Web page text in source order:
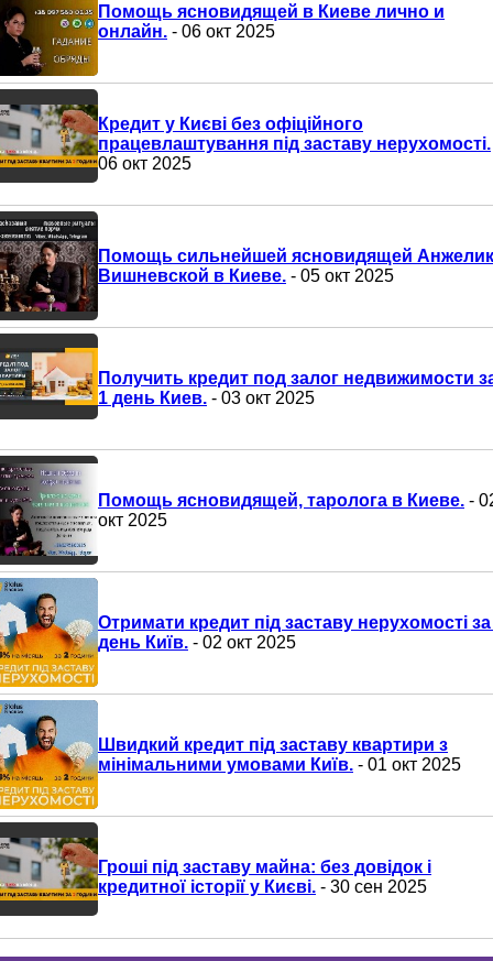
Помощь ясновидящей в Киеве лично и
онлайн. - 06 окт 2025
Кредит у Києві без офіційного
працевлаштування під заставу нерухомості.
06 окт 2025
Помощь сильнейшей ясновидящей
Вишневской в Киеве. - 05 окт 2025
Получить кредит под залог недвижимости
1 день Киев. - 03 окт 2025
Помощь ясновидящей, таролога в Киеве. -
окт 2025
Отримати кредит під заставу нерухомості
день Київ. - 02 окт 2025
Швидкий кредит під заставу квартири з
мінімальними умовами Київ. - 01 окт 2025
Гроші під заставу майна: без довідок і
кредитної історії у Києві. - 30 сен 2025